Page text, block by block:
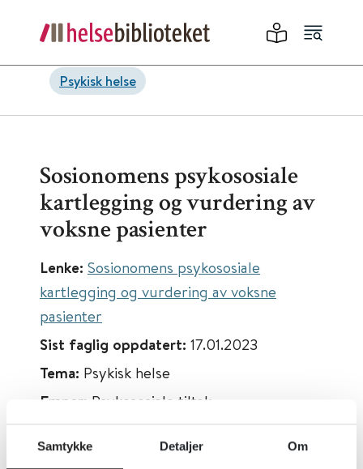
Samtykke Detaljer Om
Psykisk helse
Sosionomens psykososiale
kartlegging og vurdering av
voksne pasienter
Lenke: Sosionomens psykososiale
kartlegging og vurdering av voksne
pasienter
Sist faglig oppdatert: 17.01.2023
Tema: Psykisk helse
Emner: Psykososiale tiltak
Dokumenttype:Retningslinjer
Utgiver: Oslo Universitetssykehus